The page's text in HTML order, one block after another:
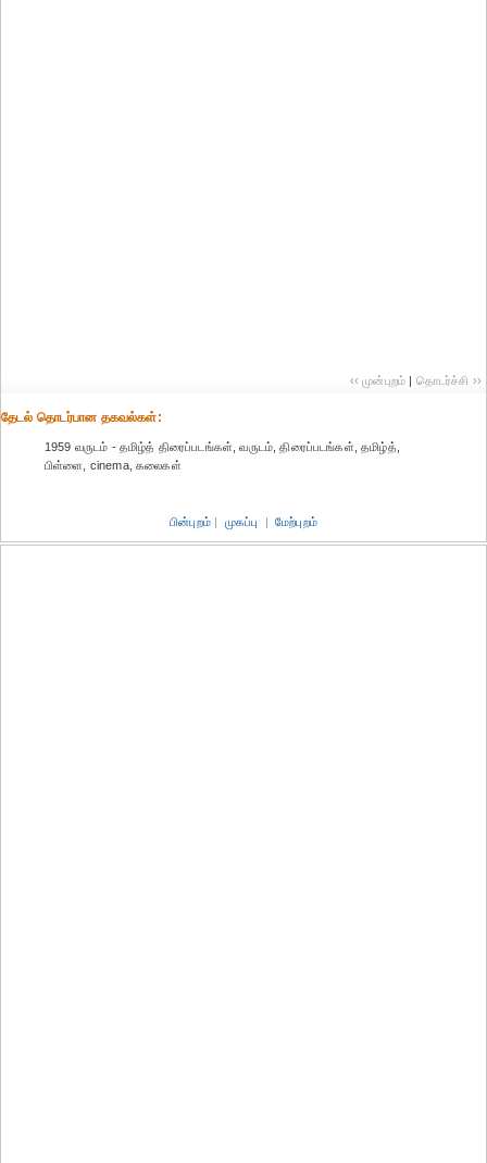
‹‹ முன்புறம் | தொடர்ச்சி ››
தேட‌ல் தொட‌ர்பான தகவ‌ல்க‌ள்:
1959 வருடம் - தமிழ்த் திரைப்படங்கள், வருடம், திரைப்படங்கள், தமிழ்த்,
பிள்ளை, cinema, கலைகள்
பின்புறம் | முகப்பு | மேற்புறம்